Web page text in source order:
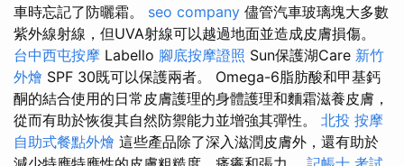
車時忘記了防曬霜。 seo company 儘管汽車玻璃塊大多數
紫外線射線，但UVA射線可以越過地面並造成皮膚損傷。
台中西屯按摩 Labello 腳底按摩證照 Sun保護湖Care 新竹
外燴 SPF 30既可以保護兩者。 Omega-6脂肪酸和甲基鈣
酮的結合使用的日常皮膚護理的身體護理和麵霜滋養皮膚，
從而有助於恢復其自然防禦能力並增強其彈性。 北投 按摩
自助式餐點外燴 這些產品除了深入滋潤皮膚外，還有助於